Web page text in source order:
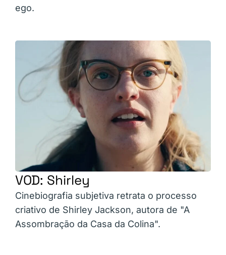
ego.
VOD: Shirley
Cinebiografia subjetiva retrata o processo
criativo de Shirley Jackson, autora de "A
Assombração da Casa da Colina".